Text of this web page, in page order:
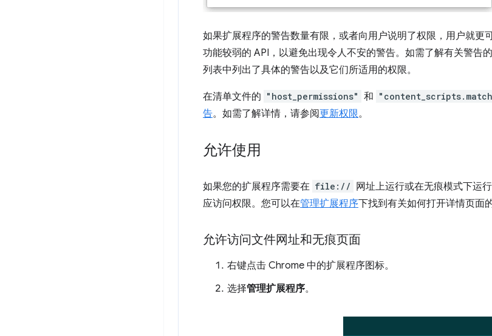
如果扩展程序的警告数量有限，或者向用户说明了权限，用户就更
功能较弱的 API，以避免出现令人不安的警告。如需了解有关警告
列表中列出了具体的警告以及它们所适用的权限。
在清单文件的 "host_permissions" 和
告。如需了解详情，请参阅更新权限。
允许使用
如果您的扩展程序需要在 file://
网址上运行或在无痕模式下运
应访问权限。您可以在管理扩展程序下找到有关如何打开详情页面的
允许访问文件网址和无痕页面
右键点击 Chrome 中的扩展程序图标。
选择管理扩展程序。